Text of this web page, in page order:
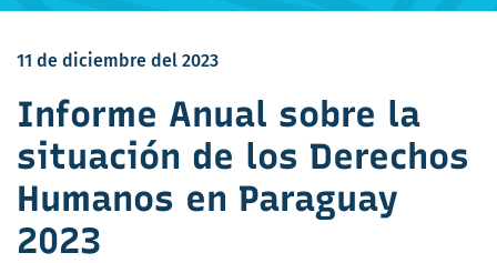
11 de diciembre del 2023
Informe Anual sobre la
situación de los Derechos
Humanos en Paraguay
2023